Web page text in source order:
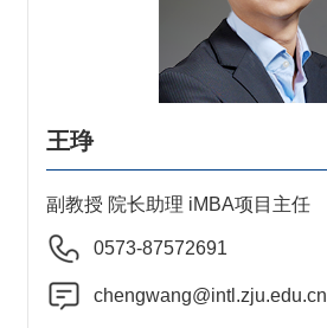
王琤
副教授 院长助理 iMBA项目主任
0573-87572691
chengwang@intl.zju.edu.cn